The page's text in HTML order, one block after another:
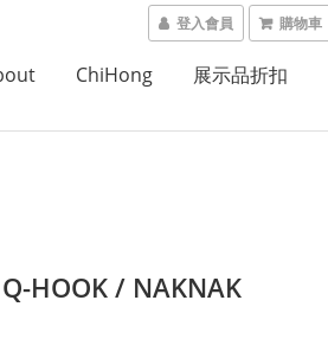
登入會員 購物車
ChiHong 展示品折扣
Q-HOOK / NAKNAK